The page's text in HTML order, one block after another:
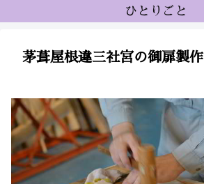
ひとりごと
茅葺屋根違三社宮の御扉製作